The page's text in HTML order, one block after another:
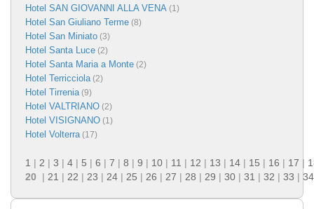
Hotel SAN GIOVANNI ALLA VENA (1)
Hotel San Giuliano Terme (8)
Hotel San Miniato (3)
Hotel Santa Luce (2)
Hotel Santa Maria a Monte (2)
Hotel Terricciola(2)
Hotel Tirrenia(9)
Hotel VALTRIANO (2)
Hotel VISIGNANO (1)
Hotel Volterra(17)
1 | 2 | 3 | 4 | 5 | 6 | 7 | 8 | 9 | 10 | 11 | 12 | 13 | 14 | 15 | 16 | 17 |
20 | 21 | 22 | 23 | 24 | 25 | 26 | 27 | 28 | 29 | 30 | 31 | 32 | 33 | 34